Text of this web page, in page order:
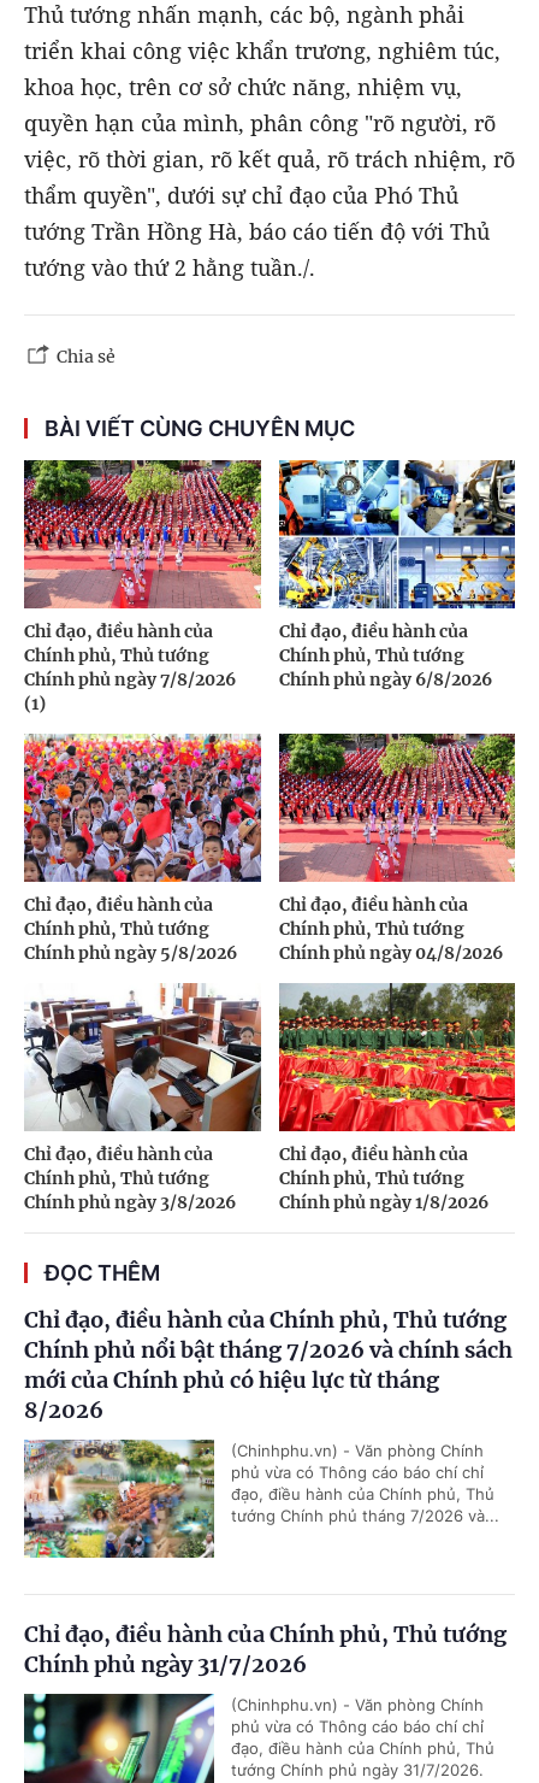
Thủ tướng nhấn mạnh, các bộ, ngành phải
triển khai công việc khẩn trương, nghiêm túc,
khoa học, trên cơ sở chức năng, nhiệm vụ,
quyền hạn của mình, phân công "rõ người, rõ
việc, rõ thời gian, rõ kết quả, rõ trách nhiệm, rõ
thẩm quyền", dưới sự chỉ đạo của Phó Thủ
tướng Trần Hồng Hà, báo cáo tiến độ với Thủ
tướng vào thứ 2 hằng tuần./.
Chia sẻ
BÀI VIẾT CÙNG CHUYÊN MỤC
Chỉ đạo, điều hành của
Chính phủ, Thủ tướng
Chính phủ ngày 7/8/2026
(1)
Chỉ đạo, điều hành của
Chính phủ, Thủ tướng
Chính phủ ngày 6/8/2026
Chỉ đạo, điều hành của
Chính phủ, Thủ tướng
Chính phủ ngày 5/8/2026
Chỉ đạo, điều hành của
Chính phủ, Thủ tướng
Chính phủ ngày 04/8/2026
Chỉ đạo, điều hành của
Chính phủ, Thủ tướng
Chính phủ ngày 3/8/2026
Chỉ đạo, điều hành của
Chính phủ, Thủ tướng
Chính phủ ngày 1/8/2026
ĐỌC THÊM
Chỉ đạo, điều hành của Chính phủ, Thủ tướng
Chính phủ nổi bật tháng 7/2026 và chính sách
mới của Chính phủ có hiệu lực từ tháng
8/2026
(Chinhphu.vn) - Văn phòng Chính
phủ vừa có Thông cáo báo chí chỉ
đạo, điều hành của Chính phủ, Thủ
tướng Chính phủ tháng 7/2026 và...
Chỉ đạo, điều hành của Chính phủ, Thủ tướng
Chính phủ ngày 31/7/2026
(Chinhphu.vn) - Văn phòng Chính
phủ vừa có Thông cáo báo chí chỉ
đạo, điều hành của Chính phủ, Thủ
tướng Chính phủ ngày 31/7/2026.